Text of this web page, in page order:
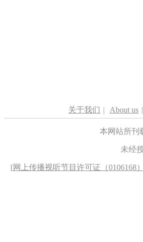
关于我们 | About us |
本网站所刊
未经
[网上传播视听节目许可证（0106168）